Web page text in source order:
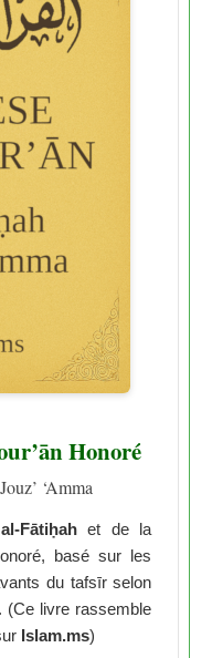
Honoré
‘Amma
al-Fātiḥahet de la
basé sur les
du tafsīr selon
(Ce livre rassemble
Islam.ms)